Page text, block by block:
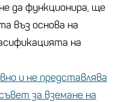
да функционира, ще
въз основа на
на
и не представлява
за вземане на